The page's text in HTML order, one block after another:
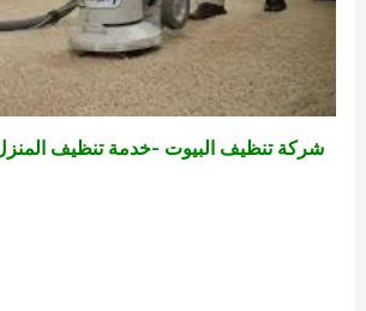
شركة تنظيف البيوت -خدمة تنظيف